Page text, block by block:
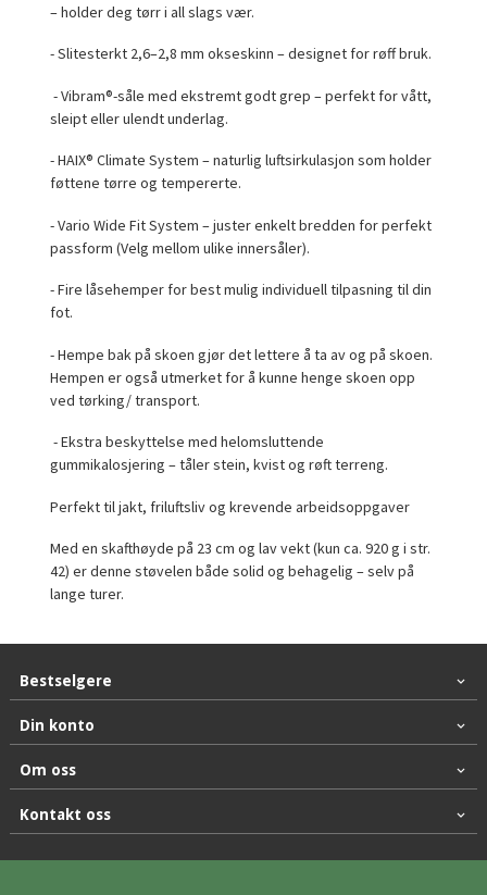
– holder deg tørr i all slags vær.
- Slitesterkt 2,6–2,8 mm okseskinn – designet for røff bruk.
- Vibram®-såle med ekstremt godt grep – perfekt for vått,
sleipt eller ulendt underlag.
- HAIX® Climate System – naturlig luftsirkulasjon som holder
føttene tørre og tempererte.
- Vario Wide Fit System – juster enkelt bredden for perfekt
passform (Velg mellom ulike innersåler).
- Fire låsehemper for best mulig individuell tilpasning til din
fot.
- Hempe bak på skoen gjør det lettere å ta av og på skoen.
Hempen er også utmerket for å kunne henge skoen opp
ved tørking/ transport.
- Ekstra beskyttelse med helomsluttende
gummikalosjering – tåler stein, kvist og røft terreng.
Perfekt til jakt, friluftsliv og krevende arbeidsoppgaver
Med en skafthøyde på 23 cm og lav vekt (kun ca. 920 g i str.
42) er denne støvelen både solid og behagelig – selv på
lange turer.
Bestselgere
Din konto
Om oss
Kontakt oss